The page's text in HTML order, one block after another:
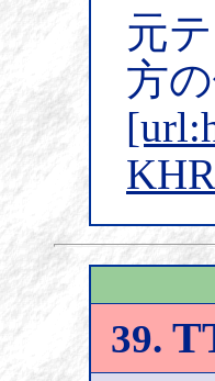
元
方
39.